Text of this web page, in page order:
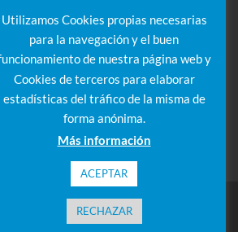
DE VENTA DIRECTA © 2019
Uso de Cookies
Utilizamos Cookies propias necesarias
para la navegación y el buen
de nuestra página web y
Cookies de terceros para elaborar
estadísticas del tráfico de la misma de
forma anónima.
Más información
ACEPTAR
RECHAZAR